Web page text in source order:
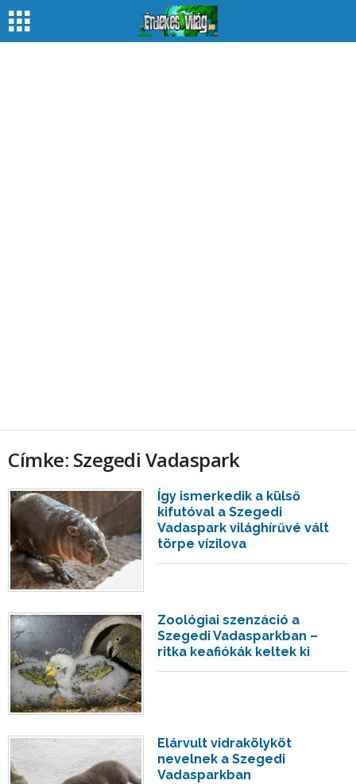
Címke: Szegedi Vadaspark
Így ismerkedik a külső
kifutóval a Szegedi
Vadaspark világhírűvé vált
törpe vízilova
Zoológiai szenzáció a
Szegedi Vadasparkban –
ritka keafiókák keltek ki
Elárvult vidrakölyköt
nevelnek a Szegedi
Vadasparkban